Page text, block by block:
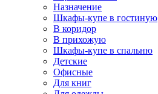
Назначение
Шкафы-купе в гостиную
В коридор
В прихожую
Шкафы-купе в спальню
Детские
Офисные
Для книг